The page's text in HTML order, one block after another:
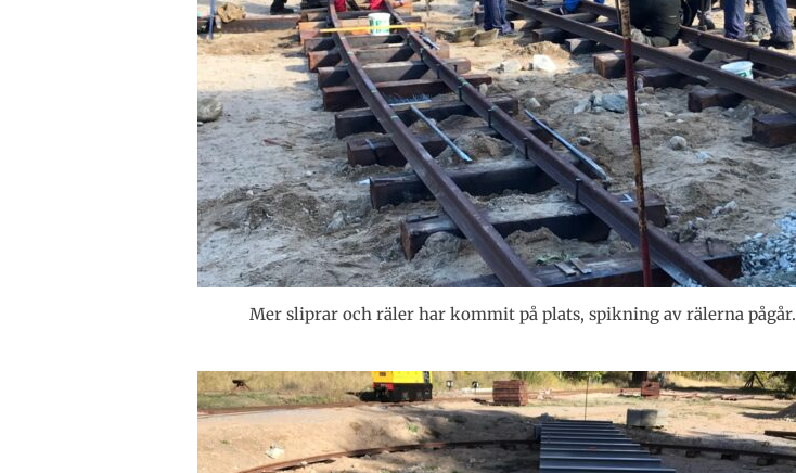
Mer sliprar och räler har kommit på plats, spikning av rälerna pågår.